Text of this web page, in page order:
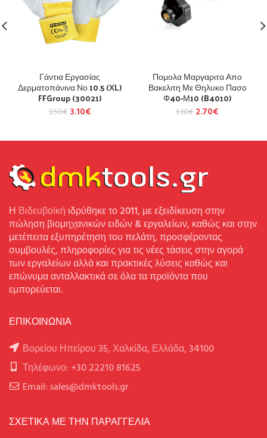
Γάντια Εργασίας
Δερματοπάνινα Νο 10.5 (XL)
FFGroup (30021)
3.50€ 3.10€
Πομολα Μαργαριτα Απο
Βακελιτη Με Θηλυκο Πασο
Φ40-Μ10 (B4010)
3.10€ 2.70€
Η Βιδευβοϊκή ιδρύθηκε το 2011, με εξειδίκευση στην
πώληση βιομηχανικών ειδών & εργαλείων, καθώς και στην
μετέπειτα εξυπηρέτηση του πελάτη, προσφέροντας
συμβουλές, πληροφορίες για τις νέες τάσεις στην αγορά
των εργαλείων αλλά και πρακτικές λύσεις καθώς και
επώνυμα ανταλλακτικά σε όλα τα προϊόντα που
εμπορεύεται.
ΕΠΙΚΟΙΝΩΝΙΑ
Βορείου Ηπείρου 35, Χαλκίδα, Ελλάδα, 34100
Τηλέφωνο: +30 22210 81625
Email: sales@dmktools.gr
ΣΧΕΤΙΚΑ ΜΕ ΤΗΝ ΠΑΡΑΓΓΕΛΙΑ